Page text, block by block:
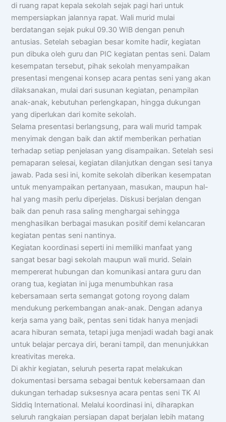
di ruang rapat kepala sekolah sejak pagi hari untuk
mempersiapkan jalannya rapat. Wali murid mulai
berdatangan sejak pukul 09.30 WIB dengan penuh
antusias. Setelah sebagian besar komite hadir, kegiatan
pun dibuka oleh guru dan PIC kegiatan pentas seni. Dalam
kesempatan tersebut, pihak sekolah menyampaikan
presentasi mengenai konsep acara pentas seni yang akan
dilaksanakan, mulai dari susunan kegiatan, penampilan
anak-anak, kebutuhan perlengkapan, hingga dukungan
yang diperlukan dari komite sekolah.
Selama presentasi berlangsung, para wali murid tampak
menyimak dengan baik dan aktif memberikan perhatian
terhadap setiap penjelasan yang disampaikan. Setelah sesi
pemaparan selesai, kegiatan dilanjutkan dengan sesi tanya
jawab. Pada sesi ini, komite sekolah diberikan kesempatan
untuk menyampaikan pertanyaan, masukan, maupun hal-
hal yang masih perlu diperjelas. Diskusi berjalan dengan
baik dan penuh rasa saling menghargai sehingga
menghasilkan berbagai masukan positif demi kelancaran
kegiatan pentas seni nantinya.
Kegiatan koordinasi seperti ini memiliki manfaat yang
sangat besar bagi sekolah maupun wali murid. Selain
mempererat hubungan dan komunikasi antara guru dan
orang tua, kegiatan ini juga menumbuhkan rasa
kebersamaan serta semangat gotong royong dalam
mendukung perkembangan anak-anak. Dengan adanya
kerja sama yang baik, pentas seni tidak hanya menjadi
acara hiburan semata, tetapi juga menjadi wadah bagi anak
untuk belajar percaya diri, berani tampil, dan menunjukkan
kreativitas mereka.
Di akhir kegiatan, seluruh peserta rapat melakukan
dokumentasi bersama sebagai bentuk kebersamaan dan
dukungan terhadap suksesnya acara pentas seni TK Al
Siddiq International. Melalui koordinasi ini, diharapkan
seluruh rangkaian persiapan dapat berjalan lebih matang